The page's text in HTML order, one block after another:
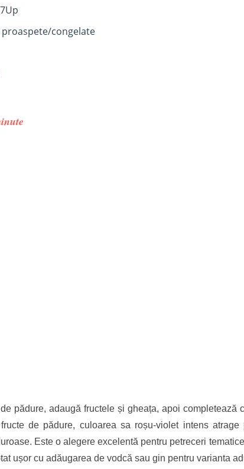
congelate
pădure, adaugă fructele și gheața, apoi
de pădure, culoarea sa roșu-violet intens
Este o alegere excelentă pentru petreceri
ușor cu adăugarea de vodcă sau gin pentru varianta